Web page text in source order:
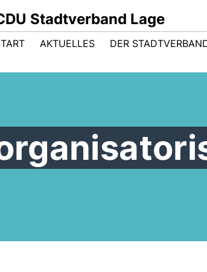
Stadtverband Lage
AKTUELLES DER